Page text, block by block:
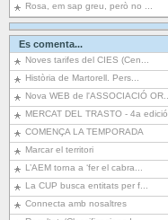
Rosa, em sap greu, però no ...
Es comenta...
Noves tarifes del CIES (Cen...
Història de Martorell. Pers...
Nova WEB de l'ASSOCIACIÓ OR...
MERCAT DEL TRASTO - 4a edició
COMENÇA LA TEMPORADA
Marcar el territori
L’AEM torna a ‘fer el cabra...
La CUP busca entitats per f...
Connecta amb nosaltres